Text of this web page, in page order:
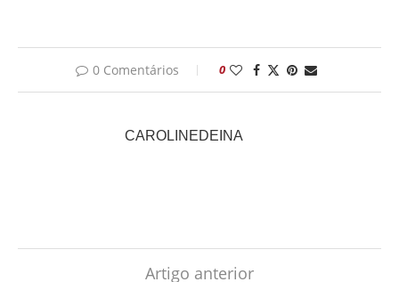
0 Comentários 0
CAROLINEDEINA
Artigo anterior